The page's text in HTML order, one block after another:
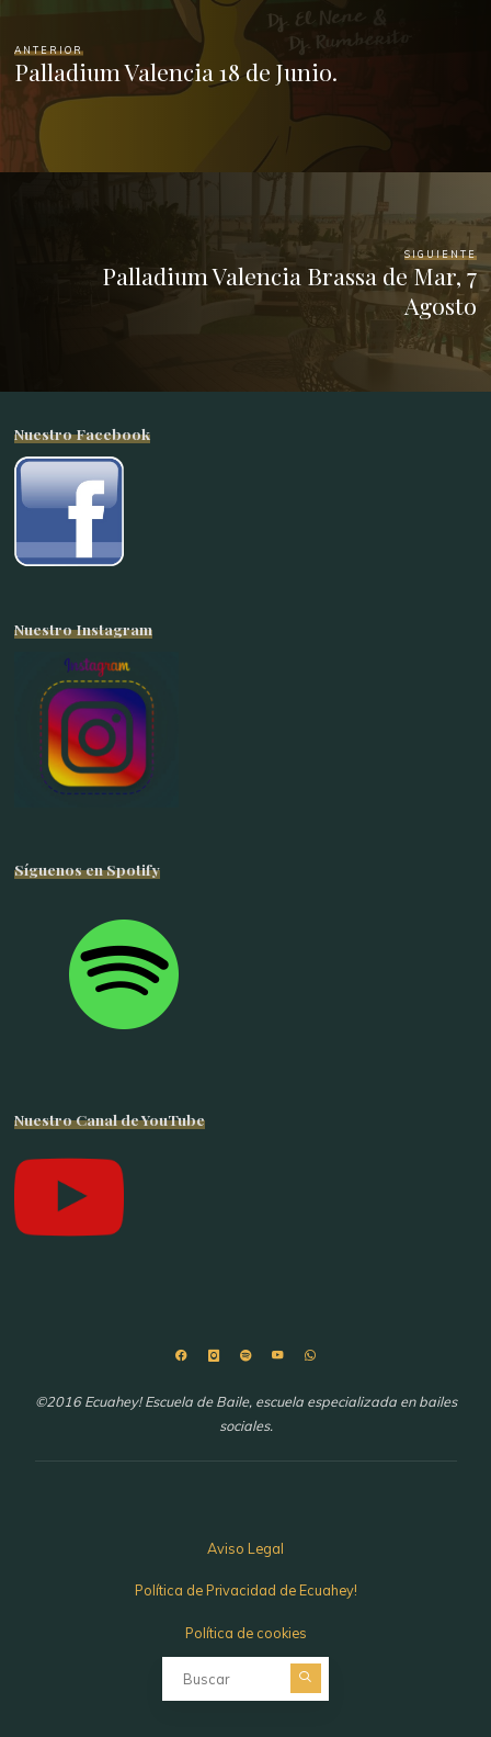
ANTERIOR
Palladium Valencia 18 de Junio.
SIGUIENTE
Palladium Valencia Brassa de Mar, 7
Agosto
Nuestro Facebook
Nuestro Instagram
Síguenos en Spotify
Nuestro Canal de YouTube
©2016 Ecuahey! Escuela de Baile, escuela especializada en bailes
sociales.
Aviso Legal
Política de Privacidad de Ecuahey!
Política de cookies